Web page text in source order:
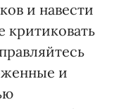
и навести
критиковать
и